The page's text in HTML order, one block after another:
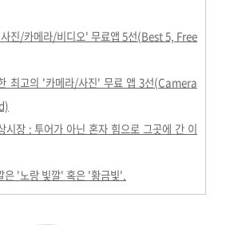
진/카메라/비디오' 무료앱 5선(Best 5, Free
최고의 '카메라/사진' 무료 앱 3선(Camera
시장 : 투어가 아닌 혼자 힘으로 그곳에 간 이
은 '노랑 빛깔' 혹은 '황금빛'.